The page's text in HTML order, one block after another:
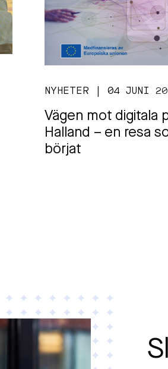
NYHETER | 04 JUNI
Vägen mot digitala
Halland – en resa
börjat